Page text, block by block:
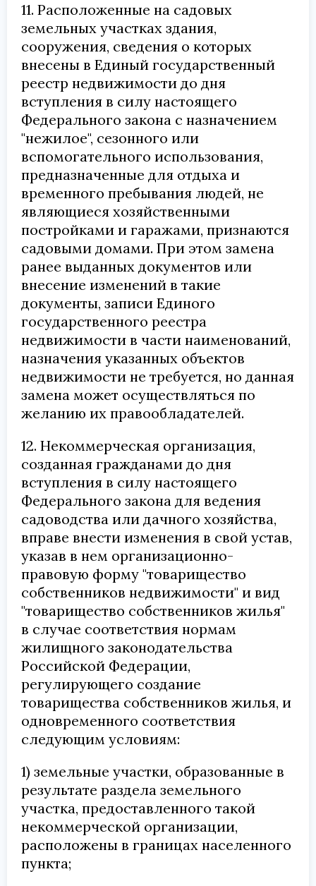
11. Расположенные на садовых
земельных участках здания,
сооружения, сведения о которых
внесены в Единый государственный
реестр недвижимости до дня
вступления в силу настоящего
Федерального закона с назначением
"нежилое", сезонного или
вспомогательного использования,
предназначенные для отдыха и
временного пребывания людей, не
являющиеся хозяйственными
постройками и гаражами, признаются
садовыми домами. При этом замена
ранее выданных документов или
внесение изменений в такие
документы, записи Единого
государственного реестра
недвижимости в части наименований,
назначения указанных объектов
недвижимости не требуется, но данная
замена может осуществляться по
желанию их правообладателей.
12. Некоммерческая организация,
созданная гражданами до дня
вступления в силу настоящего
Федерального закона для ведения
садоводства или дачного хозяйства,
вправе внести изменения в свой устав,
указав в нем организационно-
правовую форму "товарищество
собственников недвижимости" и вид
"товарищество собственников жилья"
в случае соответствия нормам
жилищного законодательства
Российской Федерации,
регулирующего создание
товарищества собственников жилья, и
одновременного соответствия
следующим условиям:
1) земельные участки, образованные в
результате раздела земельного
участка, предоставленного такой
некоммерческой организации,
расположены в границах населенного
пункта;